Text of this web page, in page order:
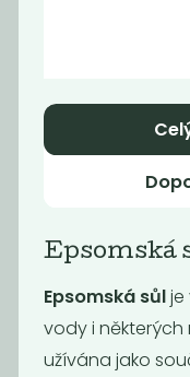
299
Epsomská
Epsomská sůlje
vody i některých
užívána jako